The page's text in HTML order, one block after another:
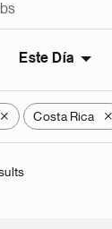
Este Día
X Costa Rica X